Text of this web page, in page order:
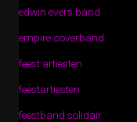
edwin evers band
empire coverband
feest artiesten
feestartiesten
feestband solidair